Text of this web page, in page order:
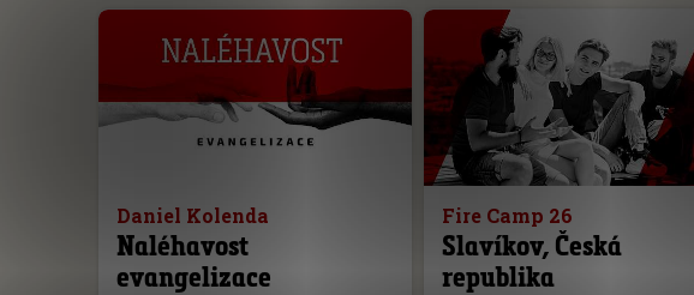
Daniel Kolenda
Naléhavost
evangelizace
Fire Camp 26
Slavíkov, Česká
republika